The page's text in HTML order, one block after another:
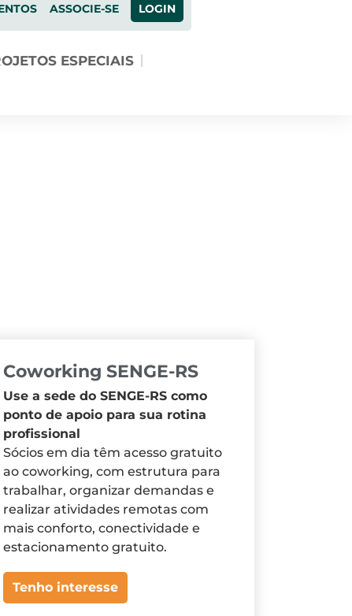
ASSOCIE-SE LOGIN
ESPECIAIS
Coworking SENGE-RS
Use a sede do SENGE-RS como
ponto de apoio para sua rotina
profissional
Sócios em dia têm acesso gratuito
ao coworking, com estrutura para
trabalhar, organizar demandas e
realizar atividades remotas com
mais conforto, conectividade e
estacionamento gratuito.
Tenho interesse